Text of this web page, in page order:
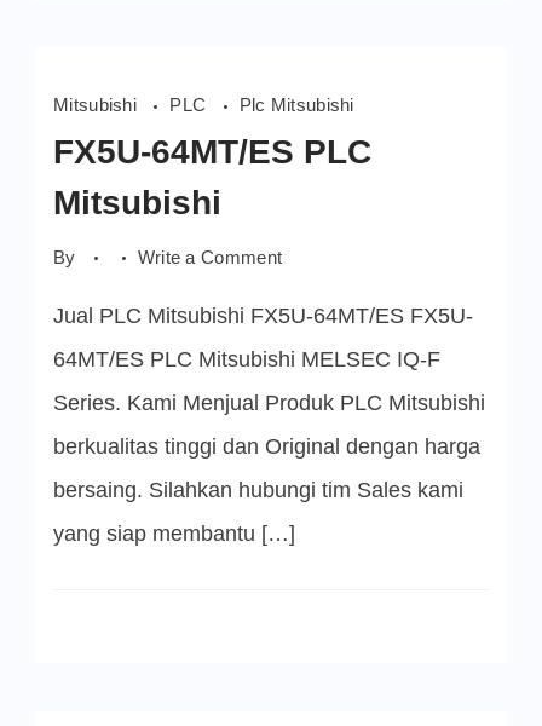
Mitsubishi PLC Plc Mitsubishi
FX5U-64MT/ES PLC
Mitsubishi
By Write a Commenton
PLC
Jual PLC Mitsubishi FX5U-64MT/ES FX5U-
64MT/ES PLC Mitsubishi MELSEC IQ-F
Series. Kami Menjual Produk PLC Mitsubishi
berkualitas tinggi dan Original dengan harga
bersaing. Silahkan hubungi tim Sales kami
yang siap membantu […]